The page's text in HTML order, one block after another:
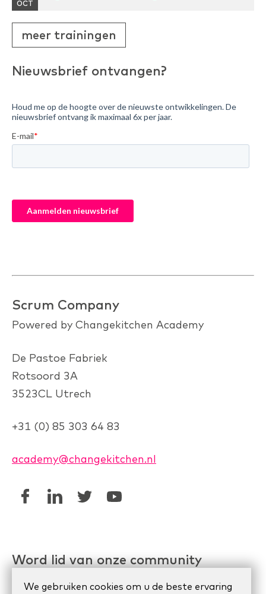
OCT
meer trainingen
Nieuwsbrief ontvangen?
Scrum Company
Powered by Changekitchen Academy
De Pastoe Fabriek
Rotsoord 3A
3523CL Utrech
+31 (0) 85 303 64 83
academy@changekitchen.nl
Word lid van onze community
Linkedin AgileHR
We gebruiken cookies om u de beste ervaring